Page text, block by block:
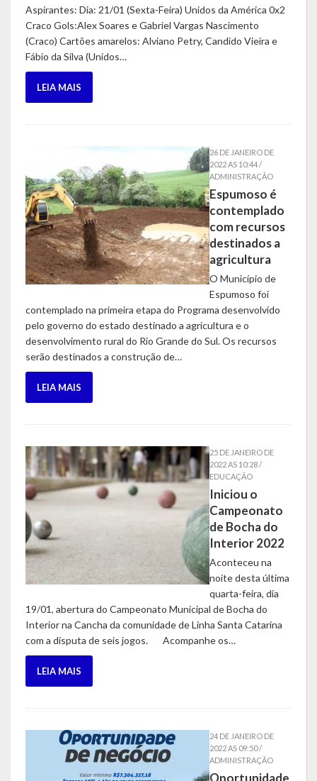
Notícias
Publicações
Concurso | Processo Seletivo | COMDICA | Audiência Pública
Orçamento Anual
Legislação
Portarias | Atos Administrativos
Saneamento Básico
Execução do Orçamento
Gestão Fiscal
RREO
Balanço Anual
Parecer Prévio TCE
Prestação de Contas
Editais de Licitações (2014-2024)
Contratos e Aditivos
Aspirantes: Dia: 21/01 (Sexta-Feira) Unidos da América 0x2
Craco Gols:Alex Soares e Gabriel Vargas Nascimento
(Craco) Cartões amarelos: Alviano Petry, Candido Vieira e
Fábio da Silva (Unidos…
LEIA MAIS
26 DE JANEIRO DE
2022 AS 10:44 /
ADMINISTRAÇÃO
Espumoso é
contemplado
com recursos
destinados a
agricultura
O Município de
Espumoso foi
contemplado na primeira etapa do Programa desenvolvido
pelo governo do estado destinado a agricultura e o
desenvolvimento rural do Rio Grande do Sul. Os recursos
serão destinados a construção de…
LEIA MAIS
25 DE JANEIRO DE
2022 AS 10:28 /
EDUCAÇÃO
Iniciou o
Campeonato
de Bocha do
Interior 2022
Aconteceu na
noite desta última
quarta-feira, dia
19/01, abertura do Campeonato Municipal de Bocha do
Interior na Cancha da comunidade de Linha Santa Catarina
com a disputa de seis jogos. Acompanhe os…
LEIA MAIS
24 DE JANEIRO DE
2022 AS 09:50 /
ADMINISTRAÇÃO
Oportunidade